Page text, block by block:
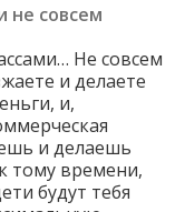
не совсем
Не совсем
и делаете
и,
и делаешь
тому времени,
будут тебя